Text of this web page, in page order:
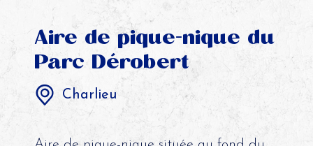
Aire de pique-nique du
Parc Dérobert
Charlieu